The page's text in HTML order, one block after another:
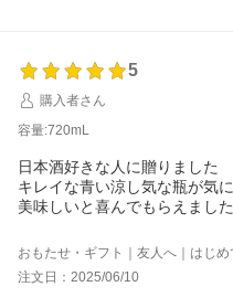
5
購入者さん
容量:720mL
日本酒好きな人に贈りました
キレイな青い涼し気な瓶が気
美味しいと喜んでもらえました
おもたせ・ギフト｜友人へ｜はじめ
注文日：2025/06/10